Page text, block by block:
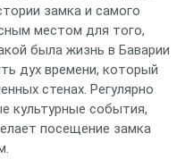
замка и самого
местом для того,
была жизнь в Баварии
дух времени, который
стенах. Регулярно
культурные события,
посещение замка